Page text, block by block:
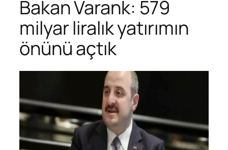
Bakan Varank: 579
milyar liralık yatırımın
önünü açtık